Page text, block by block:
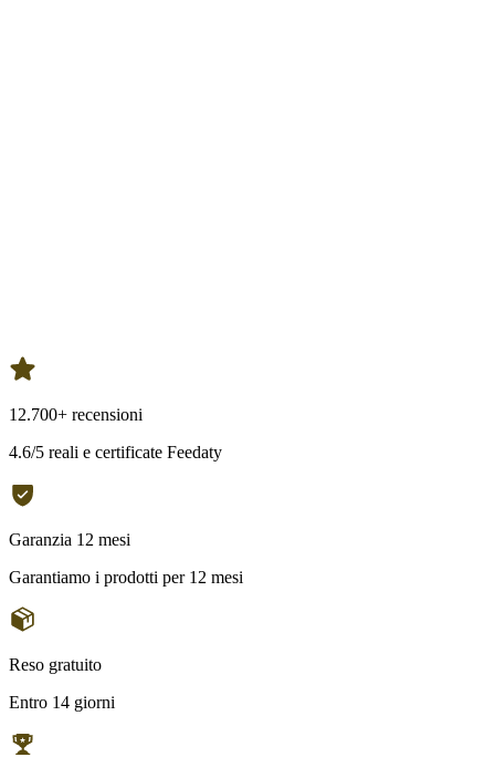
12.700+ recensioni
4.6/5 reali e certificate Feedaty
Garanzia 12 mesi
Garantiamo i prodotti per 12 mesi
Reso gratuito
Entro 14 giorni